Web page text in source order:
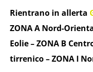
Rientrano in allerta
ZONA A Nord-
Eolie – ZONA B
tirrenico – ZONA I